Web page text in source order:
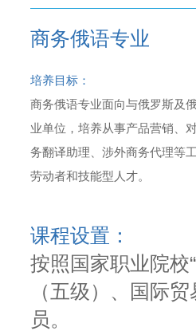
商务俄语专业
培养目标：
商务俄语专业面向与俄罗斯及
业单位，培养从事产品营销、
务翻译助理、涉外商务代理等
劳动者和技能型人才。
课程设置：
按照国家职业院校
（五级）、国际
员。